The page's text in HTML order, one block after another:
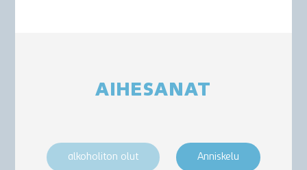
AIHESANAT
alkoholiton olut Anniskelu